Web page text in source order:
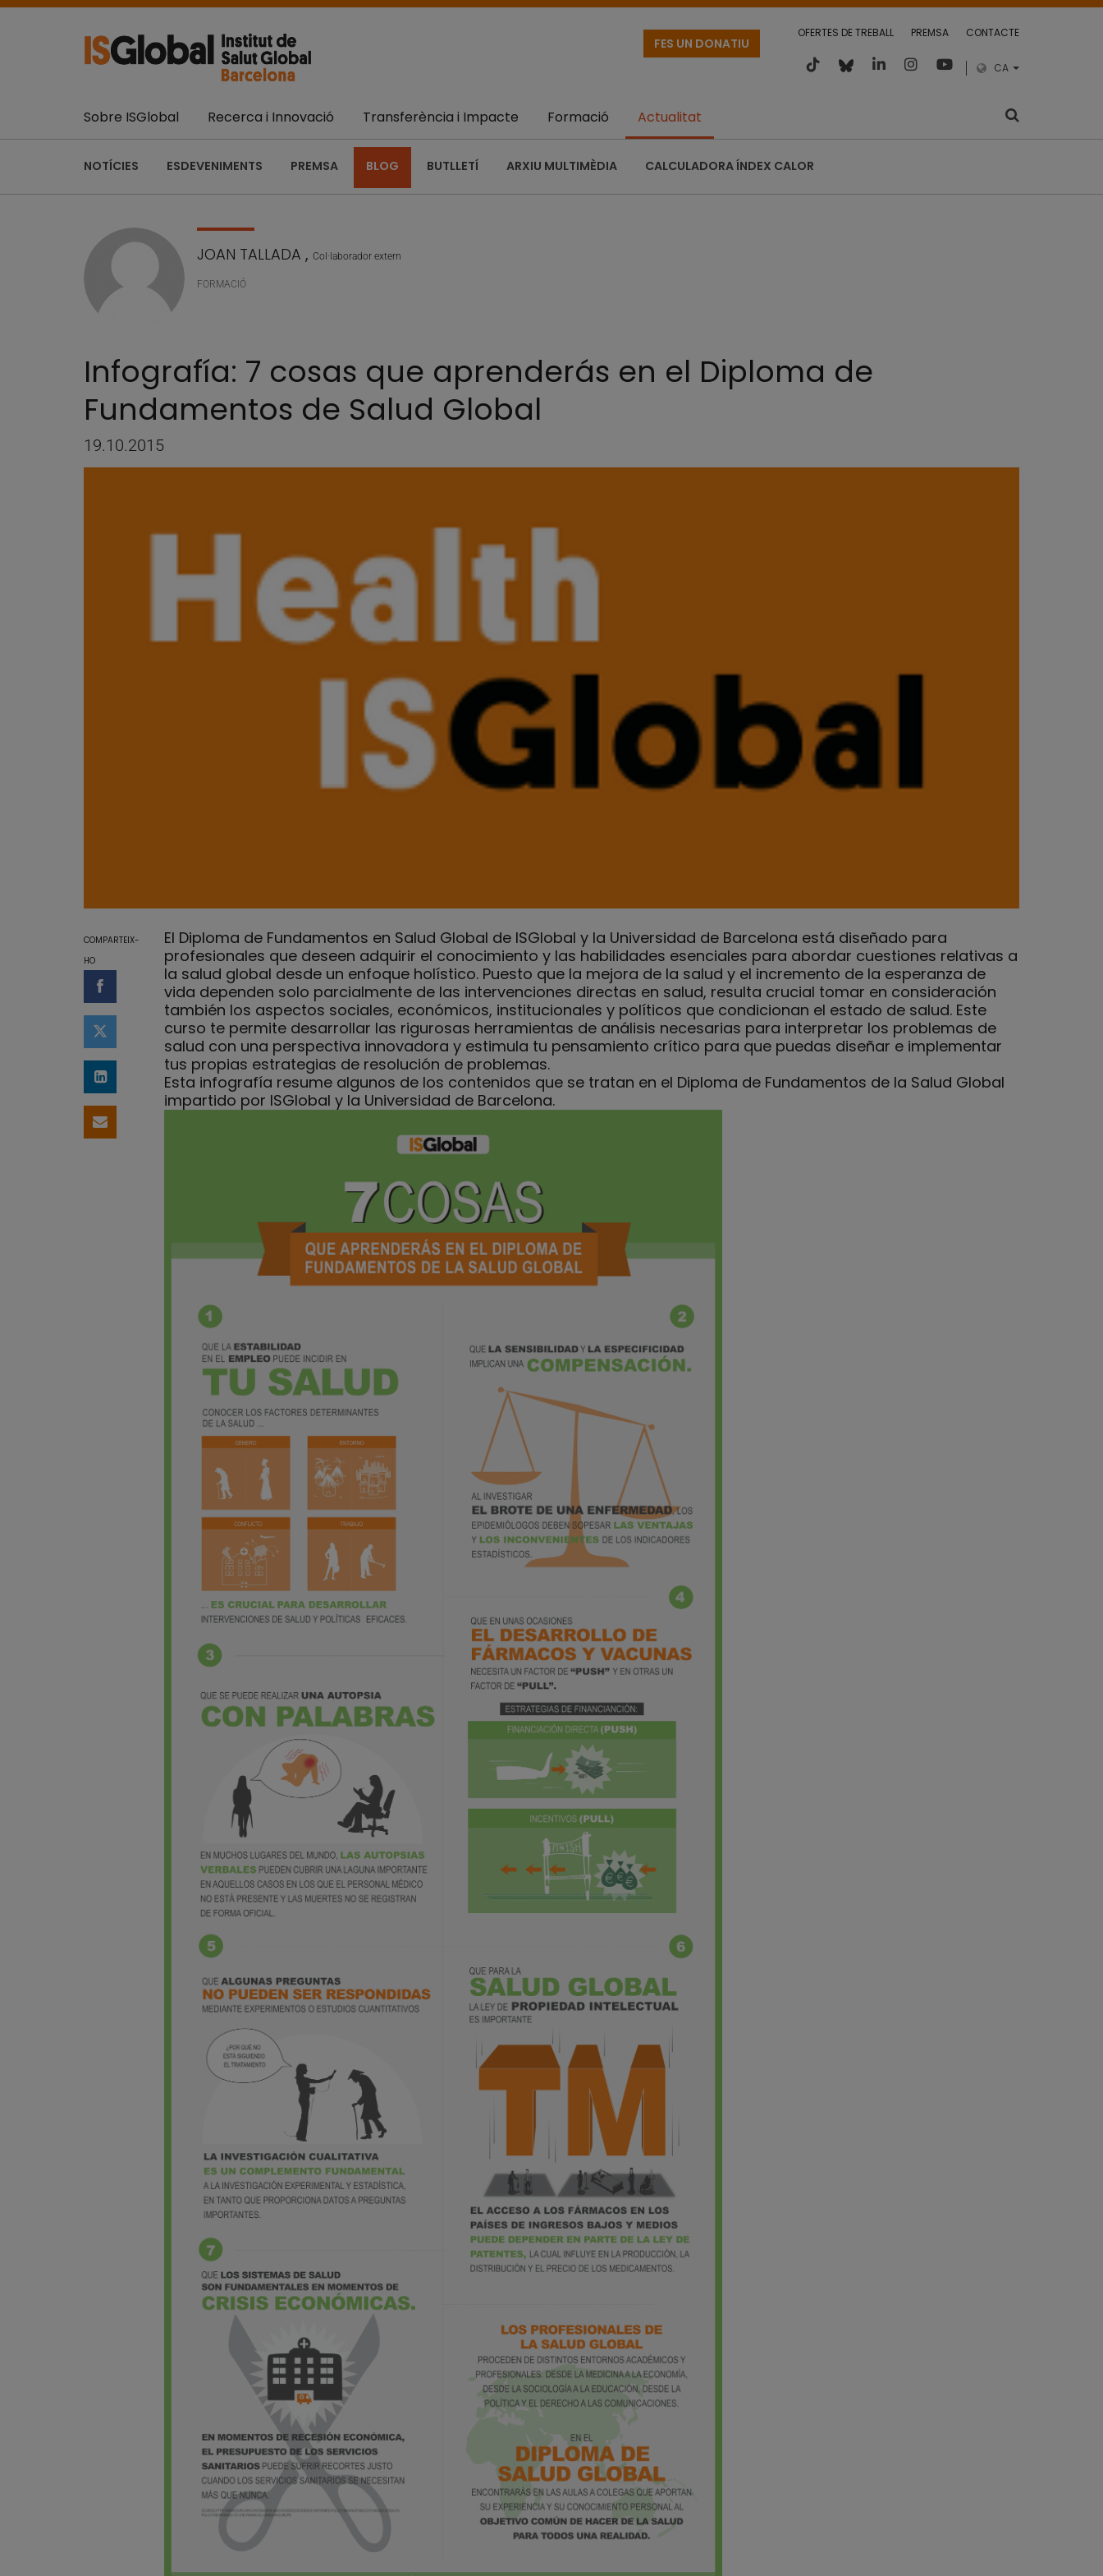
OFERTES DE TREBALL PREMSA CONTACTE
CA
FES UN DONATIU
Sobre ISGlobal Recerca i Innovació Transferència i Impacte Formació Actualitat
NOTÍCIES ESDEVENIMENTS PREMSA BLOG BUTLLETÍ ARXIU MULTIMÈDIA CALCULADORA ÍNDEX CALOR
JOAN TALLADA , Col·laborador extern
FORMACIÓ
Infografía: 7 cosas que aprenderás en el Diploma de
Fundamentos de Salud Global
19.10.2015
COMPARTEIX-
HO
Compartir a Facebook
Compartir a Twitter
Comparteix a LinkedIn
Comparteix per email
El Diploma de Fundamentos en Salud Global de ISGlobal y la Universidad de Barcelona está diseñado para
profesionales que deseen adquirir el conocimiento y las habilidades esenciales para abordar cuestiones relativas a
la salud global desde un enfoque holístico. Puesto que la mejora de la salud y el incremento de la esperanza de
vida dependen solo parcialmente de las intervenciones directas en salud, resulta crucial tomar en consideración
también los aspectos sociales, económicos, institucionales y políticos que condicionan el estado de salud. Este
curso te permite desarrollar las rigurosas herramientas de análisis necesarias para interpretar los problemas de
salud con una perspectiva innovadora y estimula tu pensamiento crítico para que puedas diseñar e implementar
tus propias estrategias de resolución de problemas.
Esta infografía resume algunos de los contenidos que se tratan en el Diploma de Fundamentos de la Salud Global
impartido por ISGlobal y la Universidad de Barcelona.